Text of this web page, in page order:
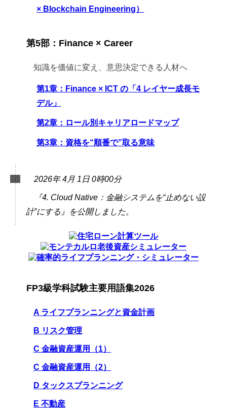
× Blockchain Engineering）
第5部：Finance × Career
知識を価値に変え、意思決定できる人材へ
第1章：Finance × ICT の「4 レイヤー成長モ
デル」
第2章：ロール別キャリアロードマップ
第3章：資格を“順番で”取る意味
2026年 4月 1日 0時00分
『4. Cloud Native：金融システムを“止めない設
計”にする』を公開しました。
FP3級学科試験主要用語集2026
A ライフプランニングと資金計画
B リスク管理
C 金融資産運用（1）
C 金融資産運用（2）
D タックスプランニング
E 不動産